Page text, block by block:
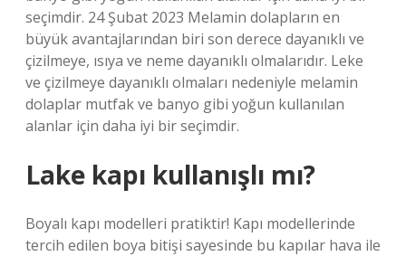
seçimdir. 24 Şubat 2023 Melamin dolapların en
büyük avantajlarından biri son derece dayanıklı ve
çizilmeye, ısıya ve neme dayanıklı olmalarıdır. Leke
ve çizilmeye dayanıklı olmaları nedeniyle melamin
dolaplar mutfak ve banyo gibi yoğun kullanılan
alanlar için daha iyi bir seçimdir.
Lake kapı kullanışlı mı?
Boyalı kapı modelleri pratiktir! Kapı modellerinde
tercih edilen boya bitişi sayesinde bu kapılar hava ile